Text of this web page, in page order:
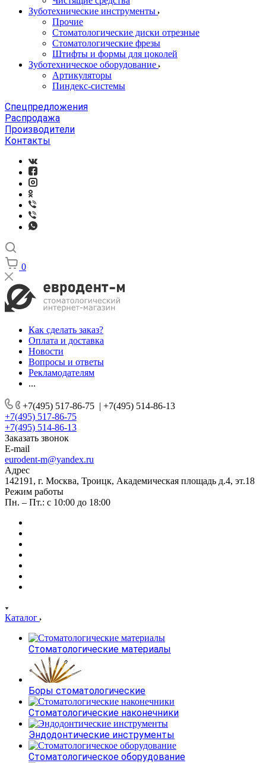
Зуботехнические инструменты
Прочие
Стоматологические диски отрезные
Стоматологические фрезы
Штифты и формы для цоколей
Зуботехническое оборудование
Артикуляторы
Пиндекс-системы
Спецпредложения
Распродажа
Производители
Контакты
0
Как сделать заказ?
Оплата и доставка
Новости
Вопросы и ответы
Рекламодателям
...
+7(495) 517-86-75 | +7(495) 514-86-13
+7(495) 517-86-75
+7(495) 514-86-13
Заказать звонок
E-mail
eurodent-m@yandex.ru
Адрес
142191, г. Москва, Троицк, Академическая площадь д.4, эт.18
Режим работы
Пн. – Пт.: с 10:00 до 18:00
Каталог
Стоматологические материалы
Боры стоматологические
Стоматологические наконечники
Эндодонтические инструменты
Стоматологическое оборудование